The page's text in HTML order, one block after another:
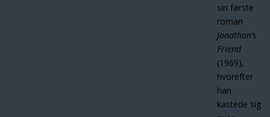
sin første
roman
Jonathan’s
Friend
(1969),
hvorefter
han
kastede sig